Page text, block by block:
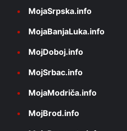
MojaSrpska.info
MojaBanjaLuka.info
MojDoboj.info
MojSrbac.info
MojaModriča.info
MojBrod.info